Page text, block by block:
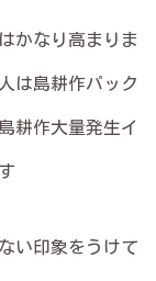
かなり高まりま
は島耕作パック
耕作大量発生イ
い印象をうけて